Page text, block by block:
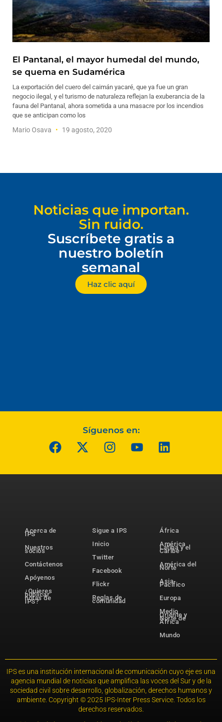
El Pantanal, el mayor humedal del mundo,
se quema en Sudamérica
La exportación del cuero del caimán yacaré, que ya fue un gran
negocio ilegal, y el turismo de naturaleza reflejan la exuberancia de la
fauna del Pantanal, ahora sometida a una masacre por los incendios
que se anticipan como los
Mario Osava 19 agosto, 2020
Noticias que importan.
Sin ruido.
Suscríbete gratis a
nuestro boletín
semanal
Haz clic aquí
Síguenos en:
Acerca de
IPS
Nuestros
socios
Contáctenos
Apóyenos
¿Quieres
publicar
notas de
IPS?
Sigue a IPS
Inicio
Twitter
Facebook
Flickr
Reglas de
comunidad
África
América
Latina y el
Caribe
América del
Norte
Asia-
Pacífico
Europa
Medio
Oriente y
Norte de
África
Mundo
IPS es una institución internacional de comunicación cuyo eje es una
agencia mundial de noticias que amplifica las voces del Sur y de la
sociedad civil sobre desarrollo, globalización, derechos humanos y
ambiente. Copyright © 2025 IPS-Inter Press Service. Todos los
derechos reservados.